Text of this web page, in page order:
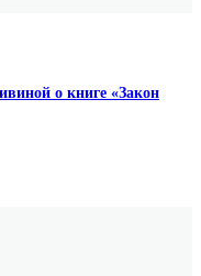
о книге «Закон